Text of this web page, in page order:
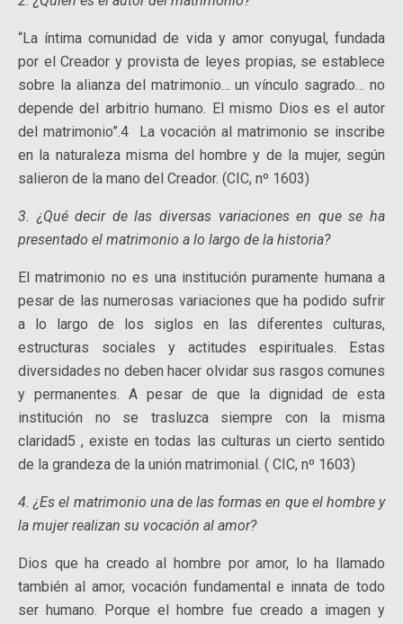
“La íntima comunidad de vida y amor conyugal, fundada
por el Creador y provista de leyes propias, se establece
sobre la alianza del matrimonio… un vínculo sagrado… no
depende del arbitrio humano. El mismo Dios es el autor
del matrimonio”.4 La vocación al matrimonio se inscribe
en la naturaleza misma del hombre y de la mujer, según
salieron de la mano del Creador. (CIC, nº 1603)
3. ¿Qué decir de las diversas variaciones en que se ha
presentado el matrimonio a lo largo de la historia?
El matrimonio no es una institución puramente humana a
pesar de las numerosas variaciones que ha podido sufrir
a lo largo de los siglos en las diferentes culturas,
estructuras sociales y actitudes espirituales. Estas
diversidades no deben hacer olvidar sus rasgos comunes
y permanentes. A pesar de que la dignidad de esta
institución no se trasluzca siempre con la misma
claridad5 , existe en todas las culturas un cierto sentido
de la grandeza de la unión matrimonial. ( CIC, nº 1603)
4. ¿Es el matrimonio una de las formas en que el hombre y
la mujer realizan su vocación al amor?
Dios que ha creado al hombre por amor, lo ha llamado
también al amor, vocación fundamental e innata de todo
ser humano. Porque el hombre fue creado a imagen y